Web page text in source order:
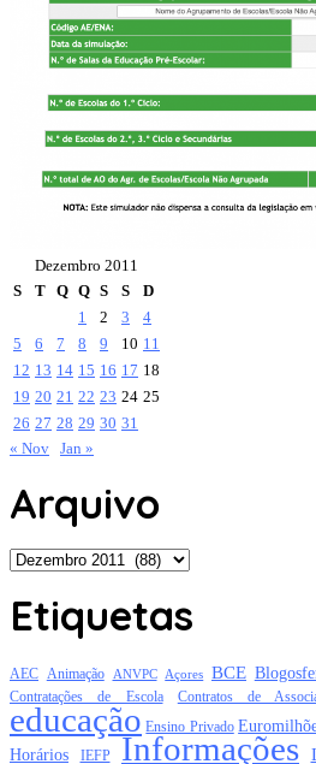
Dezembro 2011
S
T Q Q S S
D
1
2 3
4
5
6 7 8 9 10 11
12 13 14 15 16 17 18
19 20 21 22 23 24 25
26 27 28 29 30 31
« Nov Jan »
Arquivo
Arquivo
Etiquetas
AEC Animação ANVPC Açores BCE
Contratações de Escola Contratos de
educação Ensino Privado
Horários IEFP Informações